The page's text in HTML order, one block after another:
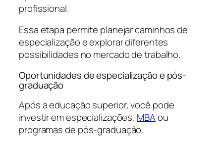
profissional.
Essa etapa permite planejar caminhos de
especialização e explorar diferentes
possibilidades no mercado de trabalho.
Oportunidades de especialização e pós-
graduação
Após a educação superior, você pode
investir em especializações, MBAou
programas de pós-graduação.